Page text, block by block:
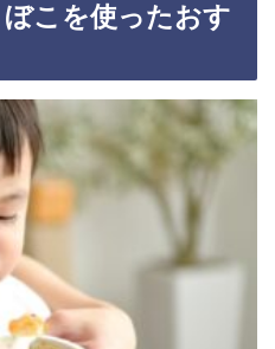
こを使ったおす